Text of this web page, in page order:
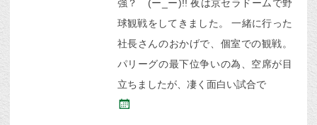
強？ (ー_ー)!! 夜は京セラドームで野
球観戦をしてきました。 一緒に行った
社長さんのおかげで、個室での観戦。
パリーグの最下位争いの為、空席が目
立ちましたが、凄く面白い試合で